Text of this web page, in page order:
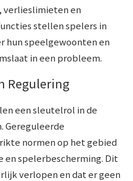
verlieslimieten en
stellen spelers in
hun speelgewoonten en
in een probleem.
Regulering
een sleutelrol in de
Gereguleerde
normen op het gebied
spelerbescherming. Dit
verlopen en dat er geen